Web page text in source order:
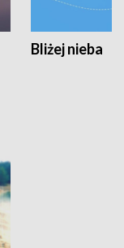
Bliżej nieba